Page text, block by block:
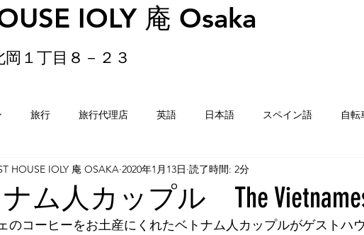
IOLY 庵 Osaka
１丁目８－２３
旅行 旅行代理店 英語 日本語 スペイン語 自転
香港 はびきのコロセアム 東京
古市古墳群 鼓いちじくソース 恵我ノ荘駅 サンドイッチ
ム人カップル The
HOUSE IOLY 庵 OSAKA 2020年1月13日 読了時間: 2分
のコーヒーをお土産にくれたベトナム人カップルがゲストハ